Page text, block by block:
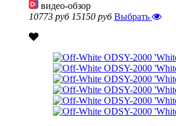
видео-обзор
10773 руб 15150 руб Выбрать